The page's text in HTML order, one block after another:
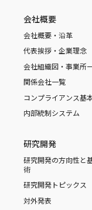
会社概要
会社概要・沿革
代表挨拶・企業理念
会社組織図・事業所
関係会社一覧
コンプライアンス基
内部統制システム
研究開発
研究開発の方向性と
術
研究開発トピックス
対外発表